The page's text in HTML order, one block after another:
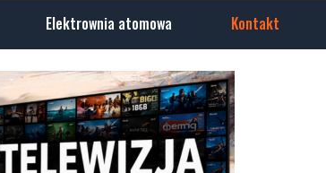
Elektrownia atomowa Kontakt